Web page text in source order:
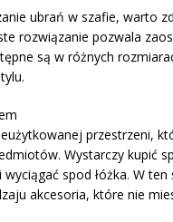
ubrań w szafie, warto
rozwiązanie pozwala
są w różnych
przestrzeni,
Wystarczy kupić
spod łóżka. W
akcesoria, które nie